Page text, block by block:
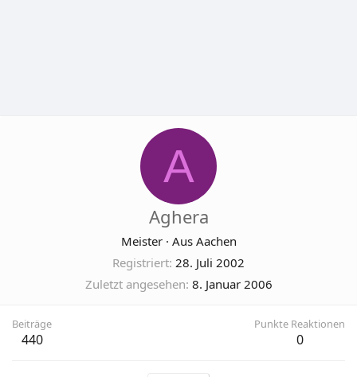
A
Aghera
Meister · Aus Aachen
Registriert 28. Juli 2002
Zuletzt angesehen 8. Januar 2006
Beiträge
440
Punkte Reaktionen
0